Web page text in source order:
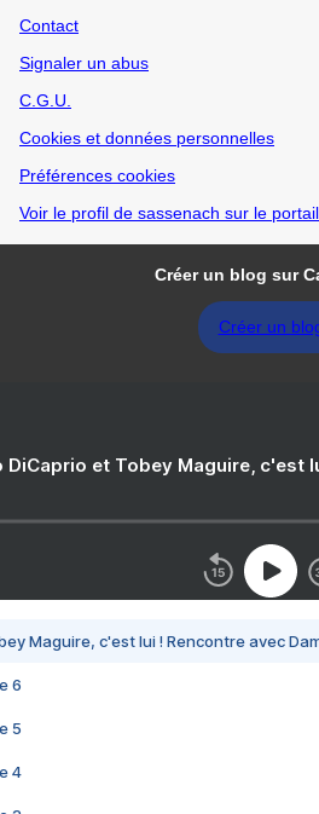
Contact
Signaler un abus
C.G.U.
Cookies et données personnelles
Préférences cookies
Voir le profil de sassenach sur le
Créer un blog sur
Créer un
DiCaprio et Tobey Maguire, c'est
Maguire, c'est lui ! Rencontre avec
6
5
4